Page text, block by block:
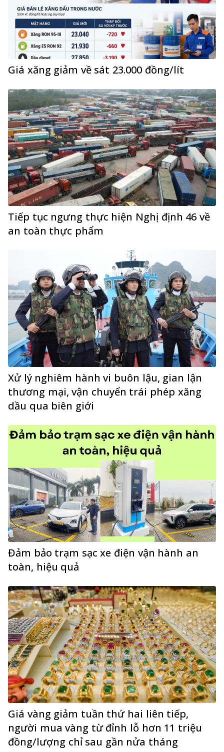
Giá xăng giảm về sát 23.000 đồng/lít
Tiếp tục ngưng thực hiện Nghị định 46 về
an toàn thực phẩm
Xử lý nghiêm hành vi buôn lậu, gian lận
thương mại, vận chuyển trái phép xăng
dầu qua biên giới
Đảm bảo trạm sạc xe điện vận hành an
toàn, hiệu quả
Giá vàng giảm tuần thứ hai liên tiếp,
người mua vàng từ đỉnh lỗ hơn 11 triệu
đồng/lượng chỉ sau gần nửa tháng